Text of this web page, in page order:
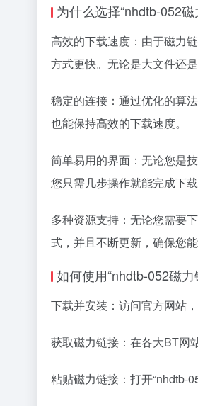
为什么选择“nhdtb-052磁
高效的下载速度：由于磁力
方式更快。无论是大文件还
稳定的连接：通过优化的算
也能保持高效的下载速度。
简单易用的界面：无论您是
您只需几步操作就能完成下载
多种资源支持：无论您需要
式，并且不断更新，确保您
如何使用“nhdtb-052磁力
下载并安装：访问官方网站
获取磁力链接：在各大BT网
粘贴磁力链接：打开“nhdtb-